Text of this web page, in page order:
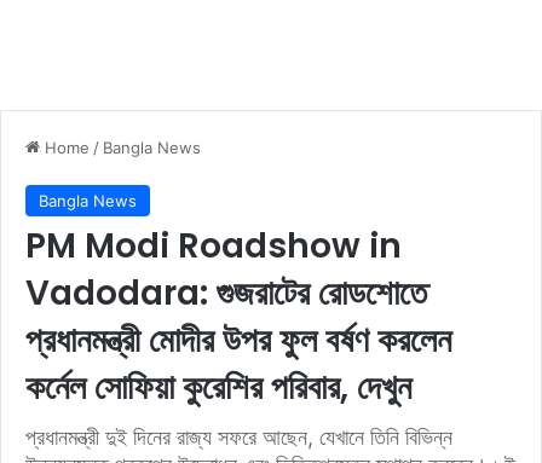
Home / Bangla News
Bangla News
PM Modi Roadshow in
Vadodara: গুজরাটের রোডশোতে
প্রধানমন্ত্রী মোদীর উপর ফুল বর্ষণ করলেন
কর্নেল সোফিয়া কুরেশির পরিবার, দেখুন
প্রধানমন্ত্রী দুই দিনের রাজ্য সফরে আছেন, যেখানে তিনি বিভিন্ন